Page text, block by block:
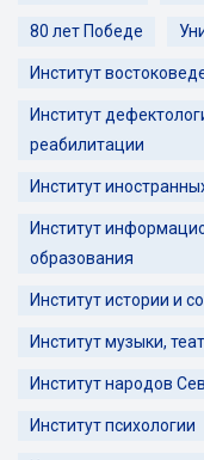
80 лет Победе
Институт
Институт
реабилитации
Институт
Институт
образования
Институт истории и
Институт музыки,
Институт народов
Институт психологии